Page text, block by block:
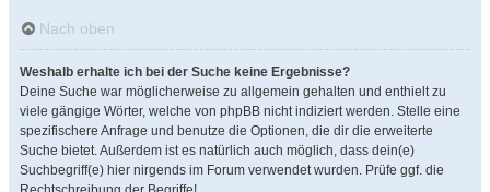
Nach oben
Weshalb erhalte ich bei der Suche keine Ergebnisse?
Deine Suche war möglicherweise zu allgemein gehalten und enthielt zu
viele gängige Wörter, welche von phpBB nicht indiziert werden. Stelle eine
spezifischere Anfrage und benutze die Optionen, die dir die erweiterte
Suche bietet. Außerdem ist es natürlich auch möglich, dass dein(e)
Suchbegriff(e) hier nirgends im Forum verwendet wurden. Prüfe ggf. die